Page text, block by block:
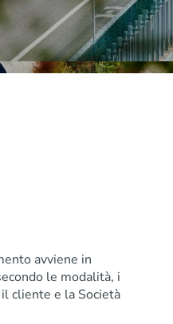
avviene in
le modalità, i
cliente e la Società